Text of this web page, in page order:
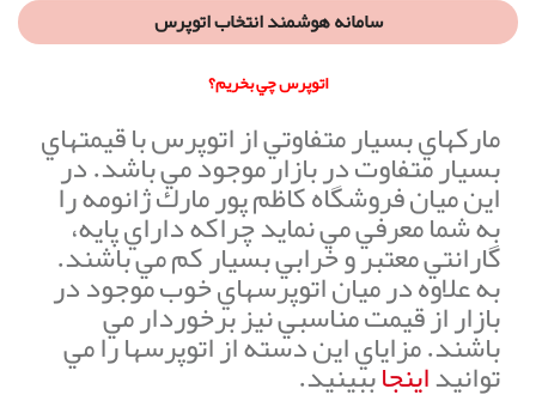
سامانه هوشمند انتخاب اتوپرس
اتوپرس چي بخريم؟
ماركهاي بسيار متفاوتي از اتوپرس با قيمتهاي
بسيار متفاوت در بازار موجود مي باشد. در
اين ميان فروشگاه كاظم پور مارك ژانومه را
به شما معرفي مي نمايد چراكه داراي پايه،
گارانتي معتبر و خرابي بسيار كم مي باشند.
به علاوه در ميان اتوپرسهاي خوب موجود در
بازار از قيمت مناسبي نيز برخوردار مي
باشند. مزاياي اين دسته از اتوپرسها را مي
توانيداينجاببينيد.